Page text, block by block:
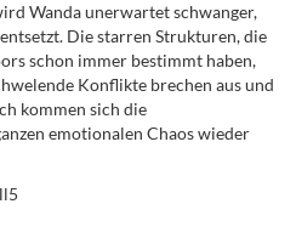
Wanda unerwartet schwanger,
Die starren Strukturen, die
schon immer bestimmt haben,
Konflikte brechen aus und
kommen sich die
emotionalen Chaos wieder